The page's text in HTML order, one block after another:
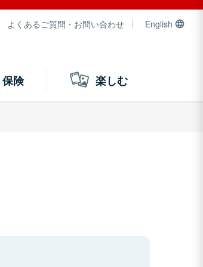
よくあるご質問・お問い合わせ English
険 楽しむ